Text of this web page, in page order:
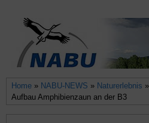
Home » NABU-NEWS » Naturerlebnis »
Aufbau Amphibienzaun an der B3